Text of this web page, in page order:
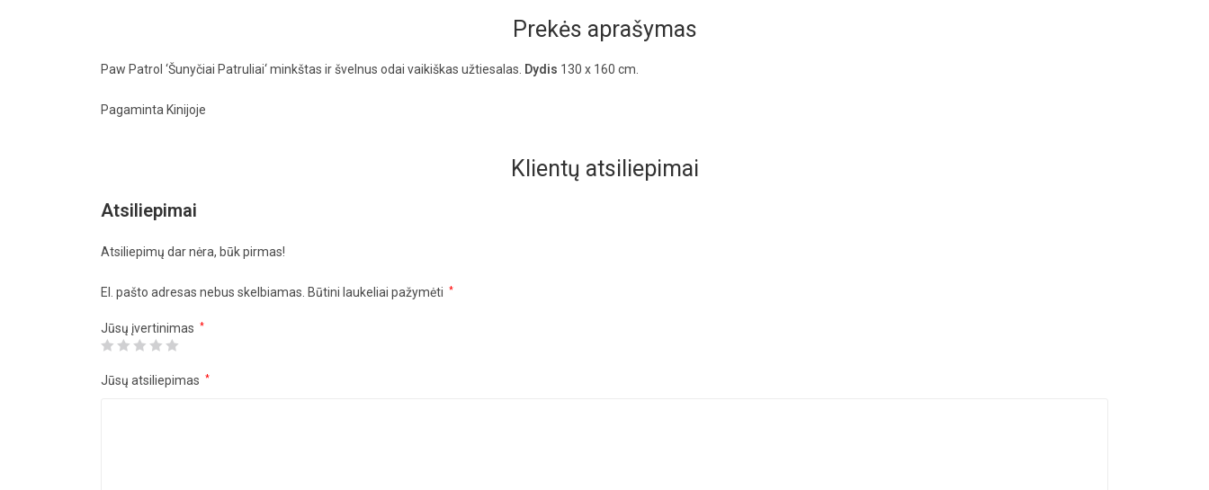
Prekės aprašymas
Paw Patrol ‘Šunyčiai Patruliai‘ minkštas ir švelnus odai vaikiškas užtiesalas. Dydis 130 x 160 cm.
Pagaminta Kinijoje
Klientų atsiliepimai
Atsiliepimai
Atsiliepimų dar nėra, būk pirmas!
El. pašto adresas nebus skelbiamas. Būtini laukeliai pažymėti *
Jūsų įvertinimas *
Jūsų atsiliepimas *